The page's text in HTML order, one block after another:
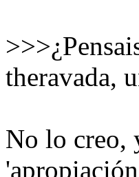
theravada,
No lo creo,